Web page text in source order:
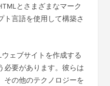
とさまざまなマーク
ト言語を使用して構築さ
ェブサイトを作成する
必要があります。彼らは
その他のテクノロジーを